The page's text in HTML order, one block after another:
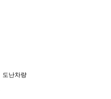
도난차량